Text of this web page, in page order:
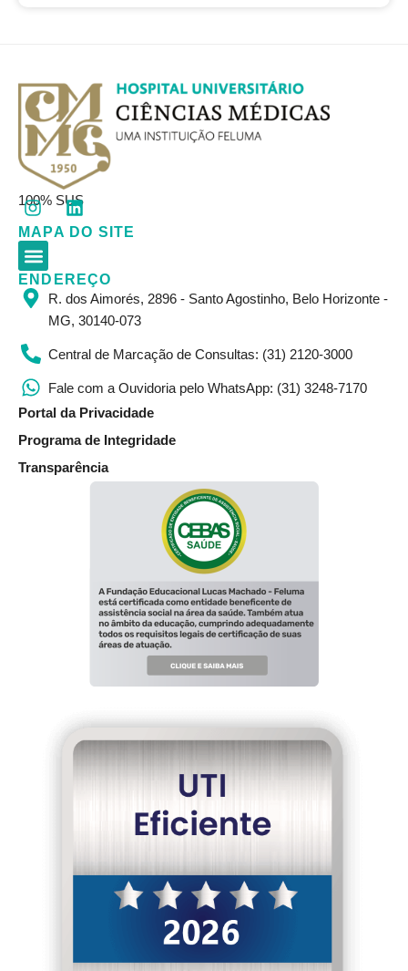
100% SUS
I
n
s
t
a
g
r
L
i
n
e
d
n
MAPA DO SITE
ENDEREÇO
R. dos Aimorés, 2896 - Santo Agostinho, Belo Horizonte -
MG, 30140-073
Central de Marcação de Consultas: (31) 2120-3000
Fale com a Ouvidoria pelo WhatsApp: (31) 3248-7170
Portal da Privacidade
Programa de Integridade
Transparência